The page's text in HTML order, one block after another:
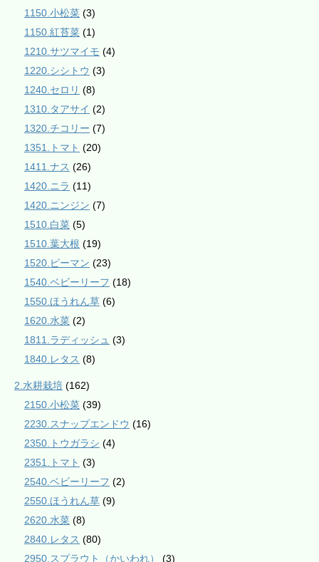
1150.小松菜 (3)
1150.紅苔菜 (1)
1210.サツマイモ (4)
1220.シシトウ (3)
1240.セロリ (8)
1310.タアサイ (2)
1320.チコリー (7)
1351.トマト (20)
1411.ナス (26)
1420.ニラ (11)
1420.ニンジン (7)
1510.白菜 (5)
1510.葉大根 (19)
1520.ピーマン (23)
1540.ベビーリーフ (18)
1550.ほうれん草 (6)
1620.水菜 (2)
1811.ラディッシュ (3)
1840.レタス (8)
2.水耕栽培 (162)
2150.小松菜 (39)
2230.スナップエンドウ (16)
2350.トウガラシ (4)
2351.トマト (3)
2540.ベビーリーフ (2)
2550.ほうれん草 (9)
2620.水菜 (8)
2840.レタス (80)
2950.スプラウト（かいわれ）
(3)